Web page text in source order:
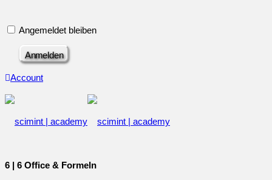
Angemeldet bleiben
Account
6 | 6 Office & Formeln